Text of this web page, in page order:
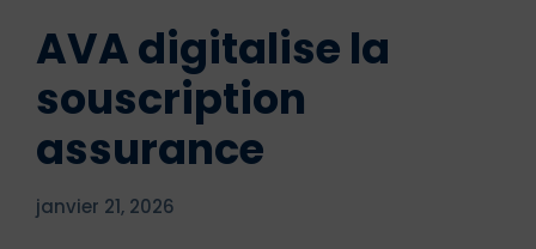
AVA digitalise la
souscription
assurance
janvier 21, 2026